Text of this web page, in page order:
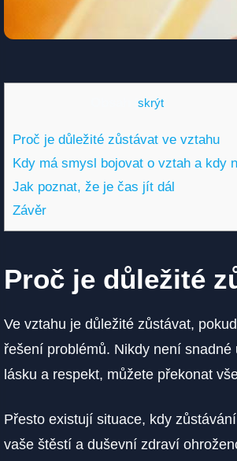
skrýt
Proč je důležité zůstávat ve vztahu
Kdy má smysl bojovat o vztah a kdy
Jak poznat, že je čas jít dál
Závěr
Proč je důležité
Ve vztahu je důležité zůstávat,
řešení problémů. Nikdy není
lásku a respekt, můžete překonat
Přesto existují situace, kdy
vaše štěstí a duševní zdraví